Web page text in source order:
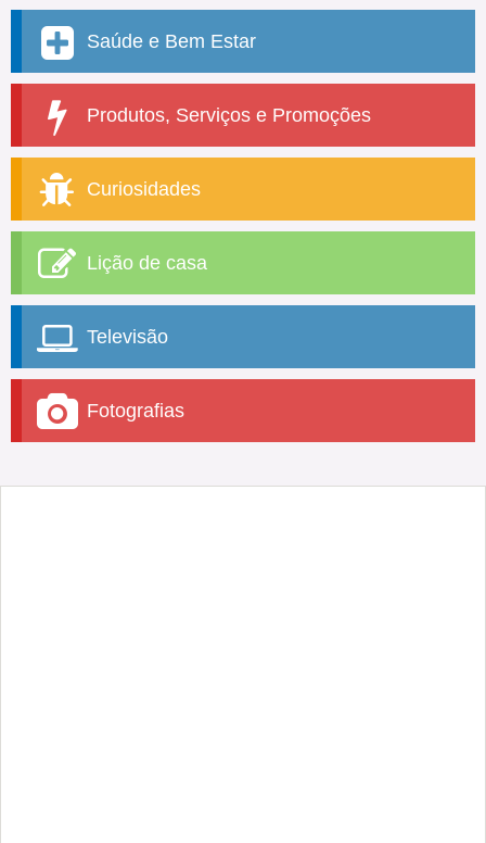
Saúde e Bem Estar
Produtos, Serviços e Promoções
Curiosidades
Lição de casa
Televisão
Fotografias